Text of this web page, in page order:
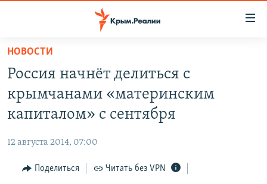
Вернуться
основному
содержанию
Вернутся
главной
навигации
Вернутся
11 ЛЕТ ОККУПАЦИИ КРЫМА. 11 ИСТОРИЙ СОПРОТИВЛЕНИЯ
ВОДА
ЕЩЕ
ИНТЕРАКТИВ
РАДІО СВОБОДА
НОВОСТИ
Россия начнёт делиться с
крымчанами «материнским
капиталом» с сентября
12 августа 2014, 07:00
Поделиться Читать без VPN